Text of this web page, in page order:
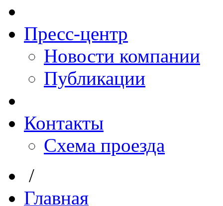
Пресс-центр
Новости компании
Публикации
Контакты
Схема проезда
/
Главная